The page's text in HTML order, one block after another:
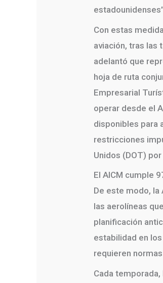
Con estas
aviación, tras las
adelantó que
hoja de ruta
Empresarial
operar desde el
disponibles para
restricciones
Unidos (DOT)
El AICM cumple
De este modo,
las aerolíneas
planificación
estabilidad en
requieren
Cada